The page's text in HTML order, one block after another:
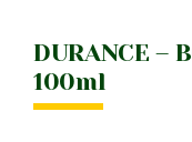
DURANCE –
100ml